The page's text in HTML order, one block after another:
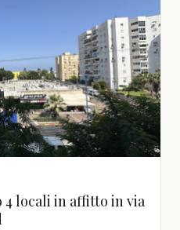
4 locali in affitto in via